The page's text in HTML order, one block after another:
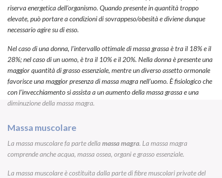
riserva energetica dell’organismo. Quando presente in quantità troppo
elevate, può portare a condizioni di sovrappeso/obesità e diviene dunque
necessario agire su di esso.
Nel caso di una donna, l’intervallo ottimale di massa grassa è tra il 18% e il
28%; nel caso di un uomo, è tra il 10% e il 20%. Nella donna è presente una
maggior quantità di grasso essenziale, mentre un diverso assetto ormonale
favorisce una maggior presenza di massa magra nell’uomo. È fisiologico che
con l’invecchiamento si assista a un aumento della massa grassa e una
diminuzione della massa magra.
Massa muscolare
La massa muscolare fa parte dellamassa magra. La massa magra
comprende anche acqua, massa ossea, organi e grasso essenziale.
La massa muscolare è costituita dalla parte di fibre muscolari private del